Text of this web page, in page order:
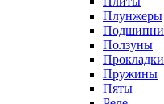
Плунжеры
Ползуны
Прокладки
Пружины
Пяты